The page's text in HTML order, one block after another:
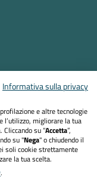
Informativa sulla privacy
e altre tecnologie
l’utilizzo, migliorare la tua
su “Accetta”,
su "Nega" o chiudendo il
soli cookie strettamente
la tua scelta.
.